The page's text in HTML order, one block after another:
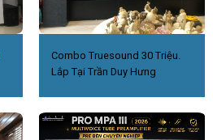
Combo Truesound 30 Triệu.
Lắp Tại Trần Duy Hưng